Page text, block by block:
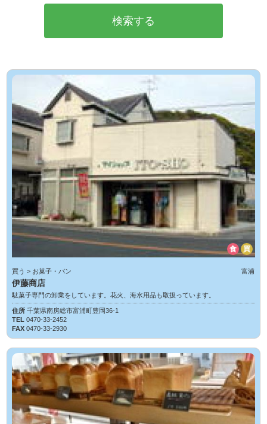
食 買
買う > お菓子・パン 富浦
伊藤商店
駄菓子専門の卸業をしています。花火、海水用品も取扱っています。
住所千葉県南房総市富浦町豊岡36-1
TEL0470-33-2452
FAX0470-33-2930